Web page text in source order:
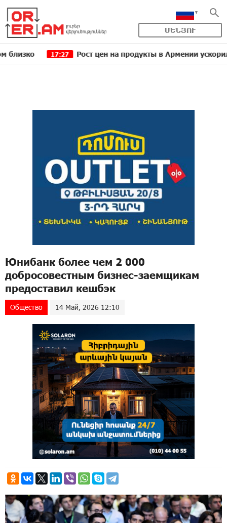
ՄԵՆՅՈՒ
17:27 Рост цен на продукты в Армении ускорился до
Юнибанк более чем 2 000
добросовестным бизнес-заемщикам
предоставил кешбэк
Общество 14 Май, 2026 12:10